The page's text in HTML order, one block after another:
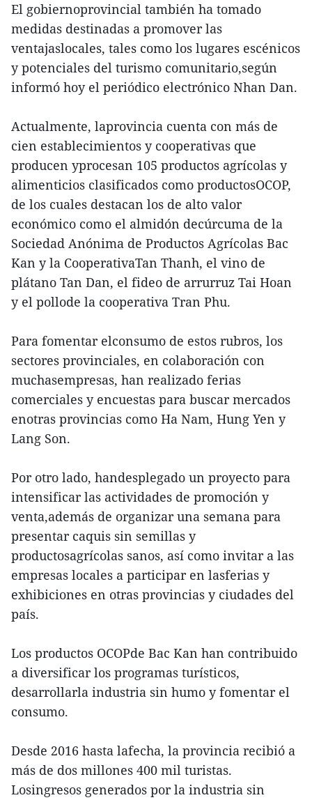
El gobiernoprovincial también ha tomado
medidas destinadas a promover las
ventajaslocales, tales como los lugares escénicos
y potenciales del turismo comunitario,según
informó hoy el periódico electrónico Nhan Dan.
Actualmente, laprovincia cuenta con más de
cien establecimientos y cooperativas que
producen yprocesan 105 productos agrícolas y
alimenticios clasificados como productosOCOP,
de los cuales destacan los de alto valor
económico como el almidón decúrcuma de la
Sociedad Anónima de Productos Agrícolas Bac
Kan y la CooperativaTan Thanh, el vino de
plátano Tan Dan, el fideo de arrurruz Tai Hoan
y el pollode la cooperativa Tran Phu.
Para fomentar elconsumo de estos rubros, los
sectores provinciales, en colaboración con
muchasempresas, han realizado ferias
comerciales y encuestas para buscar mercados
enotras provincias como Ha Nam, Hung Yen y
Lang Son.
Por otro lado, handesplegado un proyecto para
intensificar las actividades de promoción y
venta,además de organizar una semana para
presentar caquis sin semillas y
productosagrícolas sanos, así como invitar a las
empresas locales a participar en lasferias y
exhibiciones en otras provincias y ciudades del
país.
Los productos OCOPde Bac Kan han contribuido
a diversificar los programas turísticos,
desarrollarla industria sin humo y fomentar el
consumo.
Desde 2016 hasta lafecha, la provincia recibió a
más de dos millones 400 mil turistas.
Losingresos generados por la industria sin